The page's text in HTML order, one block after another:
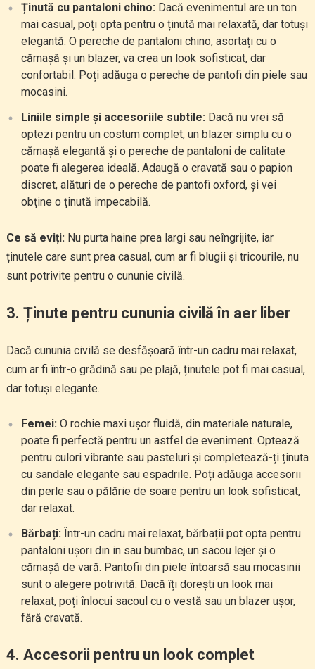
Ținută cu pantaloni chino: Dacă evenimentul are un ton
mai casual, poți opta pentru o ținută mai relaxată, dar totuși
elegantă. O pereche de pantaloni chino, asortați cu o
cămașă și un blazer, va crea un look sofisticat, dar
confortabil. Poți adăuga o pereche de pantofi din piele sau
mocasini.
Liniile simple și accesoriile subtile: Dacă nu vrei să
optezi pentru un costum complet, un blazer simplu cu o
cămașă elegantă și o pereche de pantaloni de calitate
poate fi alegerea ideală. Adaugă o cravată sau o papion
discret, alături de o pereche de pantofi oxford, și vei
obține o ținută impecabilă.
Ce să eviți: Nu purta haine prea largi sau neîngrijite, iar
ținutele care sunt prea casual, cum ar fi blugii și tricourile, nu
sunt potrivite pentru o cununie civilă.
3. Ținute pentru cununia civilă în aer liber
Dacă cununia civilă se desfășoară într-un cadru mai relaxat,
cum ar fi într-o grădină sau pe plajă, ținutele pot fi mai casual,
dar totuși elegante.
Femei: O rochie maxi ușor fluidă, din materiale naturale,
poate fi perfectă pentru un astfel de eveniment. Optează
pentru culori vibrante sau pasteluri și completează-ți ținuta
cu sandale elegante sau espadrile. Poți adăuga accesorii
din perle sau o pălărie de soare pentru un look sofisticat,
dar relaxat.
Bărbați: Într-un cadru mai relaxat, bărbații pot opta pentru
pantaloni ușori din in sau bumbac, un sacou lejer și o
cămașă de vară. Pantofii din piele întoarsă sau mocasinii
sunt o alegere potrivită. Dacă îți dorești un look mai
relaxat, poți înlocui sacoul cu o vestă sau un blazer ușor,
fără cravată.
4. Accesorii pentru un look complet